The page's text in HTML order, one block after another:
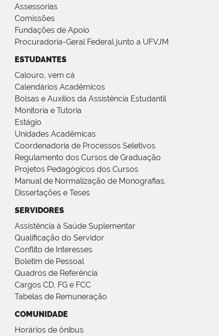
Assessorias
Comissões
Fundações de Apoio
Procuradoria-Geral Federal junto a UFVJM
ESTUDANTES
Calouro, vem cá
Calendários Acadêmicos
Bolsas e Auxílios da Assistência Estudantil
Monitoria e Tutoria
Estágio
Unidades Acadêmicas
Coordenadoria de Processos Seletivos
Regulamento dos Cursos de Graduação
Projetos Pedagógicos dos Cursos
Manual de Normalização de Monografias,
Dissertações e Teses
SERVIDORES
Assistência à Saúde Suplementar
Qualificação do Servidor
Conflito de Interesses
Boletim de Pessoal
Quadros de Referência
Cargos CD, FG e FCC
Tabelas de Remuneração
COMUNIDADE
Horários de ônibus